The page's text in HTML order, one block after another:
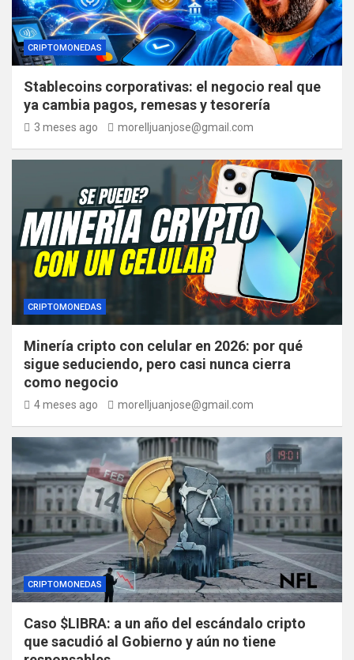
CRIPTOMONEDAS
Stablecoins corporativas: el negocio real que
ya cambia pagos, remesas y tesorería
3 meses ago morelljuanjose@gmail.com
CRIPTOMONEDAS
Minería cripto con celular en 2026: por qué
sigue seduciendo, pero casi nunca cierra
como negocio
4 meses ago morelljuanjose@gmail.com
CRIPTOMONEDAS
Caso $LIBRA: a un año del escándalo cripto
que sacudió al Gobierno y aún no tiene